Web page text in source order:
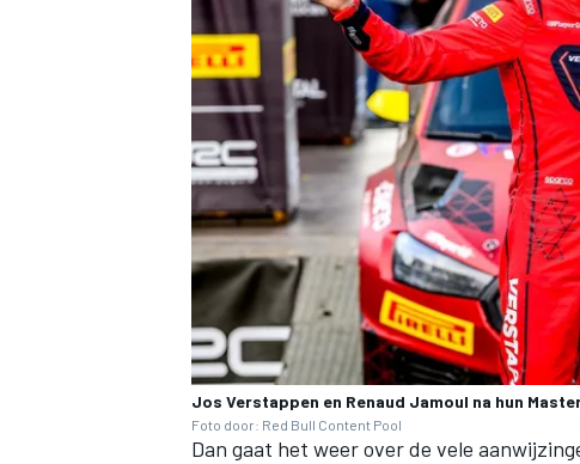
Jos Verstappen en Renaud Jamoul na hun
Foto door: Red Bull Content Pool
Dan gaat het weer over de vele